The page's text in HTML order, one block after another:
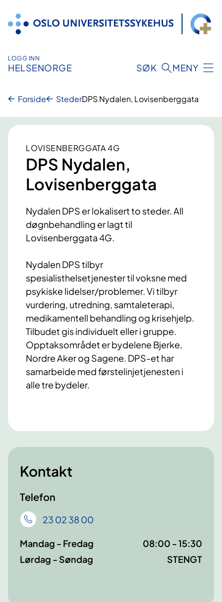
innhold
LOGG INN
HELSENORGE SØK MENY
Forside StederDPS Nydalen, Lovisenberggata
LOVISENBERGGATA 4G
DPS Nydalen,
Lovisenberggata
Nydalen DPS er lokalisert to steder. All
døgnbehandling er lagt til
Lovisenberggata 4G.
Nydalen DPS tilbyr
spesialisthelsetjenester til voksne med
psykiske lidelser/problemer. Vi tilbyr
vurdering, utredning, samtaleterapi,
medikamentell behandling og krisehjelp.
Tilbudet gis individuelt eller i gruppe.
Opptaksområdet er bydelene Bjerke,
Nordre Aker og Sagene. DPS-et har
samarbeide med førstelinjetjenesten i
alle tre bydeler.
Kontakt
Telefon
23 02 38 00
Mandag - Fredag
08:00 - 15:30
Lørdag - Søndag
STENGT